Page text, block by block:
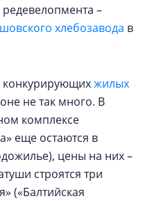
–
хлебозавода в
конкурирующихжилых
не так много. В
комплексе
еще остаются в
цены на них –
строятся три
(«Балтийская